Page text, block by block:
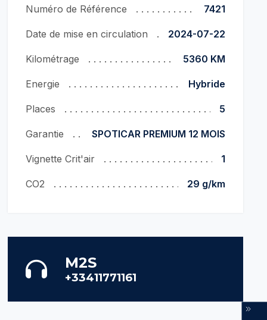
Numéro de Référence 7421
Date de mise en circulation 2024-07-22
Kilométrage 5360 KM
Energie Hybride
Places 5
Garantie SPOTICAR PREMIUM 12 MOIS
Vignette Crit'air 1
CO2 29 g/km
M2S
+33411771161